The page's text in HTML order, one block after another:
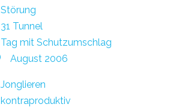
Störung
31 Tunnel
Tag mit Schutzumschlag
August 2006
Jonglieren
kontraproduktiv